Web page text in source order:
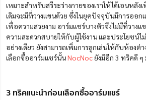
เหมาะสำหรับสรีระร่างกายของเราให้ได้เอนหลั
เดิมจะมีที่วางแขนด้วย ซึ่งในยุคปัจจุบันมีการออ
เพื่อความสวยงาม อาร์มแชร์บางตัวจึงไม่มีที่วางแ
ความสะดวกสบายให้กับผู้ใช้งาน และประโยชน์ไ
อย่างเดียว ยังสามารถเพิ่มการลูกเล่นให้กับห้องต่
เลือกซื้ออาร์มแชร์นั้นNocNocยังมีอีก 3 ทริคดี ๆ
3 ทริคแนะนำก่อนเลือกซื้ออาร์มแชร์